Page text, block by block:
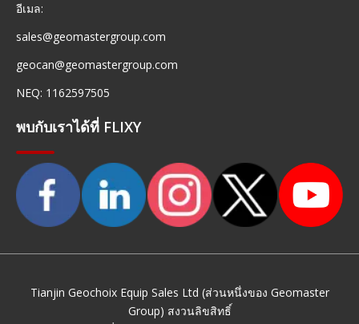
อีเมล:
sales@geomastergroup.com
geocan@geomastergroup.com
NEQ: 1162597505
พบกับเราได้ที่ FLIXY
Tianjin Geochoix Equip Sales Ltd (ส่วนหนึ่งของ Geomaster
Group) สงวนลิขสิทธิ์